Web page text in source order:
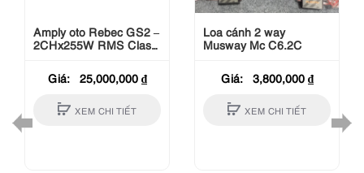
Amply oto Rebec GS2 –
2CHx255W RMS Class
x1CH)
Giá: 25,000,000 ₫
XEM CHI TIẾT
Loa cánh 2 way
Musway Mc C6.2C
Giá: 3,800,000 ₫
XEM CHI TIẾT